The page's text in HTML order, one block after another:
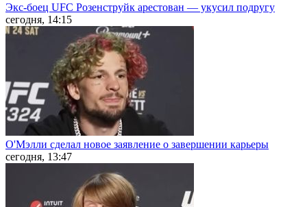
Экс-боец UFC Розенструйк арестован — укусил подругу
сегодня, 14:15
О'Мэлли сделал новое заявление о завершении карьеры
сегодня, 13:47